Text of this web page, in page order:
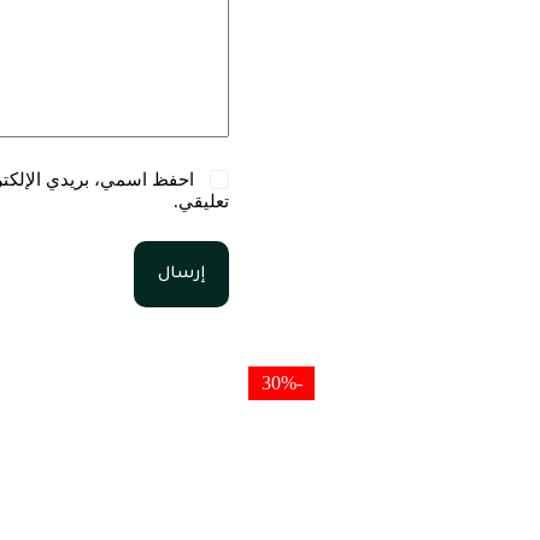
احفظ اسمي، بريدي
تعليقي.
إرسال
-30%